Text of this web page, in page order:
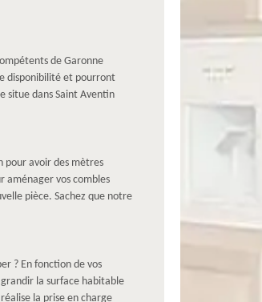
de Garonne
disponibilité et pourront
situe dans Saint Aventin
pour avoir des mètres
aménager vos combles
pièce. Sachez que notre
? En fonction de vos
la surface habitable
la prise en charge